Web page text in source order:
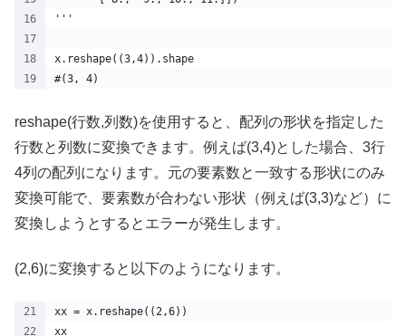
'''
x.reshape((3,4)).shape
#(3, 4)
reshape(行数,列数)を使用すると、配列の形状を指定した
行数と列数に変換できます。例えば(3,4)とした場合、3行
4列の配列になります。元の要素数と一致する形状にのみ
変換可能で、要素数が合わない形状（例えば(3,3)など）に
変換しようとするとエラーが発生します。
(2,6)に変換すると以下のようになります。
xx = x.reshape((2,6))
xx